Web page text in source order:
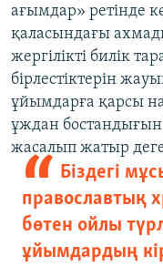
ағымдар» ретінде
қаласындағы
жергілікті билік
бірлестіктерін
ұйымдарға қарсы
ұждан
жасалып жатыр
Біздегі
православтық
бөтен ойлы
ұйымдардың